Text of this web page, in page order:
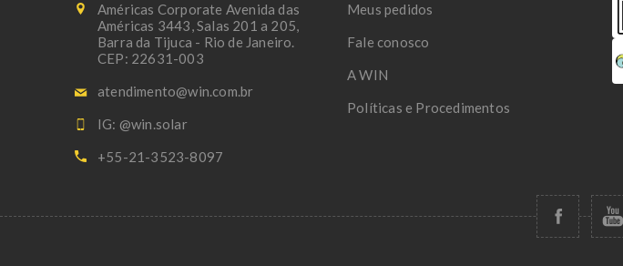
Américas Corporate Avenida das
Américas 3443, Salas 201 a 205,
Barra da Tijuca - Rio de Janeiro.
CEP: 22631-003
atendimento@win.com.br
IG: @win.solar
+55-21-3523-8097
Meus pedidos
Fale conosco
A WIN
Políticas e Procedimentos